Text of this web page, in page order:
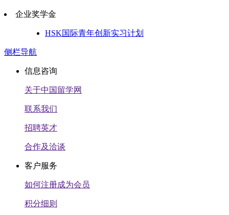
企业奖学金
HSK国际青年创新实习计划
侧栏导航
信息咨询
关于中国留学网
联系我们
招聘英才
合作及洽谈
客户服务
如何注册成为会员
积分细则